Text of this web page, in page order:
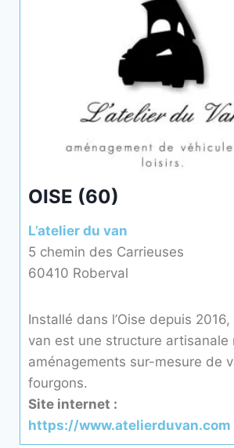
OISE (60)
L’atelier du van
5 chemin des Carrieuses
60410 Roberval
Installé dans l’Oise depuis 2016,
van est une structure artisanale
aménagements sur-mesure de
fourgons.
Site internet :
https://www.atelierduvan.com